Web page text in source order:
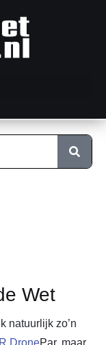
Wet
natuurlijk zo’n
Par, maar